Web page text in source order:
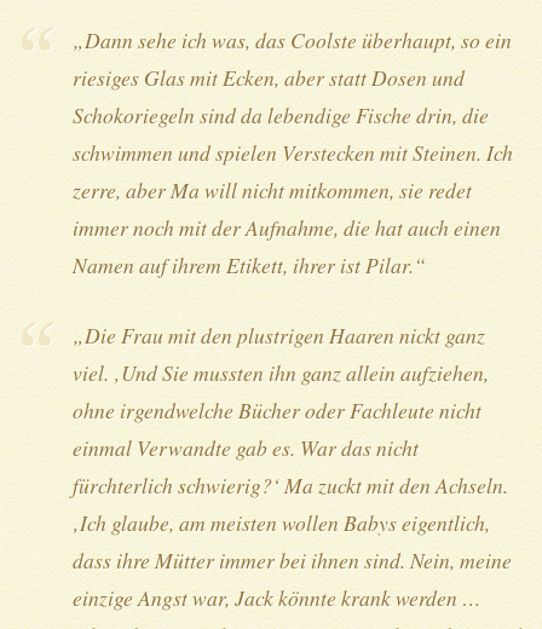
„Dann sehe ich was, das Coolste überhaupt, so ein
riesiges Glas mit Ecken, aber statt Dosen und
Schokoriegeln sind da lebendige Fische drin, die
schwimmen und spielen Verstecken mit Steinen. Ich
zerre, aber Ma will nicht mitkommen, sie redet
immer noch mit der Aufnahme, die hat auch einen
Namen auf ihrem Etikett, ihrer ist Pilar.“
„Die Frau mit den plustrigen Haaren nickt ganz
viel. ‚Und Sie mussten ihn ganz allein aufziehen,
ohne irgendwelche Bücher oder Fachleute nicht
einmal Verwandte gab es. War das nicht
fürchterlich schwierig?‘ Ma zuckt mit den Achseln.
‚Ich glaube, am meisten wollen Babys eigentlich,
dass ihre Mütter immer bei ihnen sind. Nein, meine
einzige Angst war, Jack könnte krank werden …